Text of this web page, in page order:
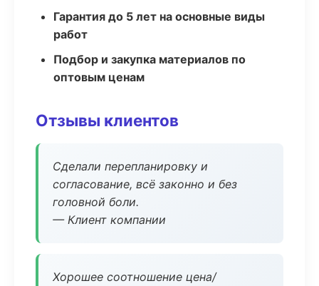
Гарантия до 5 лет на основные виды
работ
Подбор и закупка материалов по
оптовым ценам
Отзывы клиентов
Сделали перепланировку и
согласование, всё законно и без
головной боли.
— Клиент компании
Хорошее соотношение цена/